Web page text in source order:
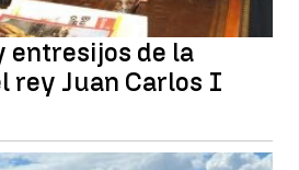
entresijos de la
rey Juan Carlos I